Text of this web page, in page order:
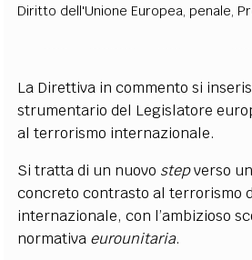
Diritto dell'Unione Europea, penale,
La Direttiva in commento si
strumentario del Legislatore
al terrorismo internazionale.
Si tratta di un nuovo stepverso
concreto contrasto al terrorismo
internazionale, con l’ambizioso
normativa eurounitaria.